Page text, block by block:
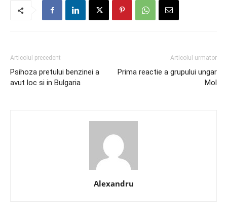
Articolul precedent
Psihoza pretului benzinei a
avut loc si in Bulgaria
Articolul urmator
Prima reactie a grupului ungar
Mol
Alexandru